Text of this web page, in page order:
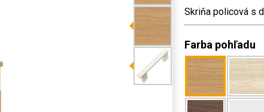
Skriňa policová s
Farba pohľadu